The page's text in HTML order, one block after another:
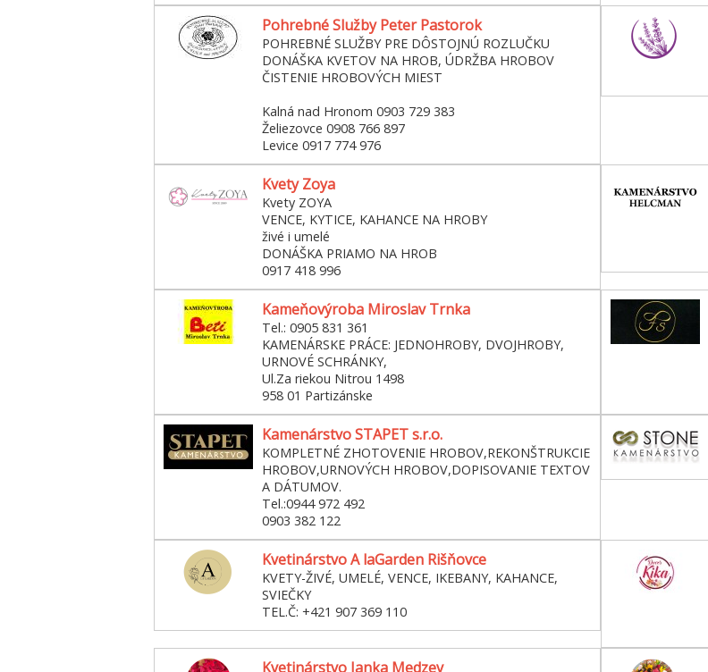
Pohrebné Služby Peter Pastorok
POHREBNÉ SLUŽBY PRE DÔSTOJNÚ ROZLUČKU
DONÁŠKA KVETOV NA HROB, ÚDRŽBA HROBOV
ČISTENIE HROBOVÝCH MIEST
Kalná nad Hronom 0903 729 383
Želiezovce 0908 766 897
Levice 0917 774 976
Kvety Zoya
Kvety ZOYA
VENCE, KYTICE, KAHANCE NA HROBY
živé i umelé
DONÁŠKA PRIAMO NA HROB
0917 418 996
Kameňovýroba Miroslav Trnka
Tel.: 0905 831 361
KAMENÁRSKE PRÁCE: JEDNOHROBY, DVOJHROBY,
URNOVÉ SCHRÁNKY,
Ul.Za riekou Nitrou 1498
958 01 Partizánske
Kamenárstvo STAPET s.r.o.
KOMPLETNÉ ZHOTOVENIE HROBOV,REKONŠTRUKCIE
HROBOV,URNOVÝCH HROBOV,DOPISOVANIE TEXTOV
A DÁTUMOV.
Tel.:0944 972 492
0903 382 122
Kvetinárstvo A laGarden Rišňovce
KVETY-ŽIVÉ, UMELÉ, VENCE, IKEBANY, KAHANCE,
SVIEČKY
TEL.Č: +421 907 369 110
Kvetinárstvo Janka Medzev